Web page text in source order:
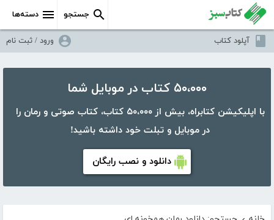
دسته‌ها جستجو
آپلود کتاب ورود / ثبت نام
۵۰،۰۰۰ کتاب در موبایل شما
با اپلیکیشن کتابراه، بیش از ۵۰،۰۰۰ کتاب، کتاب صوتی و رمان را
در موبایل و تبلت خود داشته باشید!
دانلود و نصب رایگان